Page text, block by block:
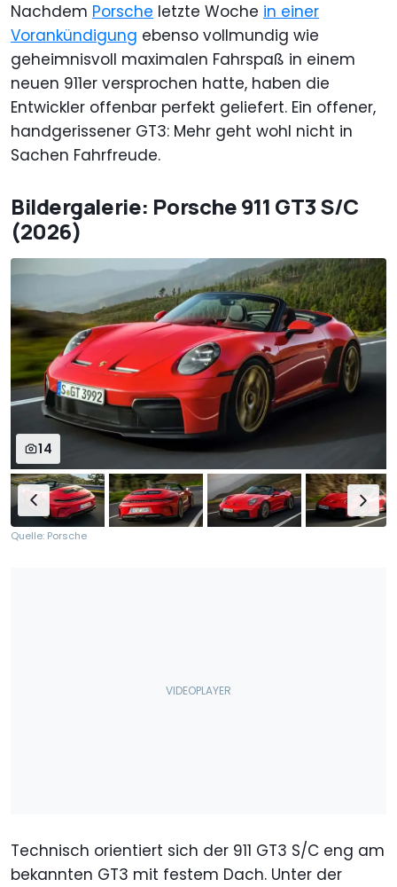
Nachdem Porsche letzte Woche in einer
Vorankündigung ebenso vollmundig wie
geheimnisvoll maximalen Fahrspaß in einem
neuen 911er versprochen hatte, haben die
Entwickler offenbar perfekt geliefert. Ein offener,
handgerissener GT3: Mehr geht wohl nicht in
Sachen Fahrfreude.
Bildergalerie: Porsche 911 GT3 S/C
(2026)
14
Quelle: Porsche
Technisch orientiert sich der 911 GT3 S/C eng am
bekannten GT3 mit festem Dach. Unter der